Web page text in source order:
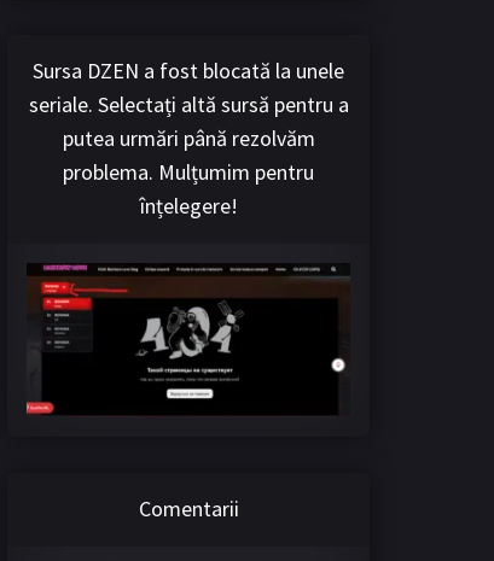
Sursa DZEN a fost blocată la unele
seriale. Selectați altă sursă pentru a
putea urmări până rezolvăm
problema. Mulțumim pentru
înțelegere!
Comentarii